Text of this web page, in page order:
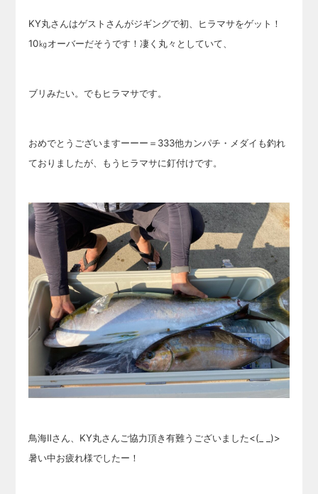
KY丸さんはゲストさんがジギングで初、ヒラマサをゲット！
10㎏オーバーだそうです！凄く丸々としていて、
ブリみたい。でもヒラマサです。
おめでとうございますーーー＝333他カンパチ・メダイも釣れ
ておりましたが、もうヒラマサに釘付けです。
鳥海Ⅱさん、KY丸さんご協力頂き有難うございました<(_ _)>
暑い中お疲れ様でしたー！